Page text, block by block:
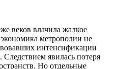
веков влачила жалкое
метрополии не
интенсификации
Следствием явилась потеря
Но отдельные